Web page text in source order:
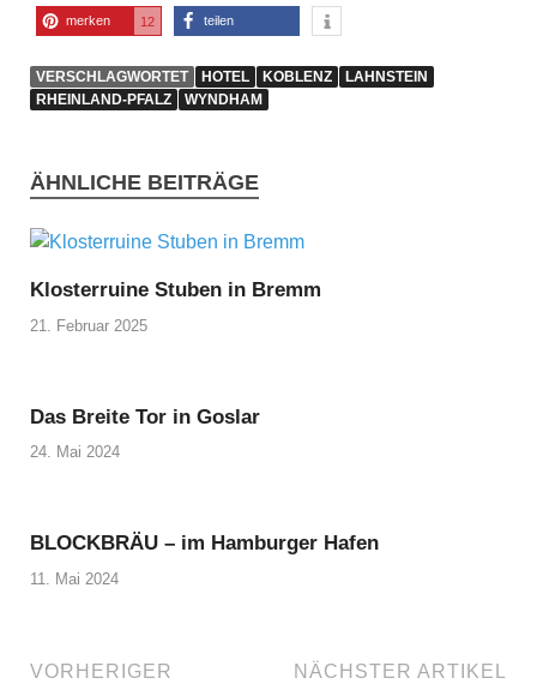
merken 12 teilen
VERSCHLAGWORTET HOTEL KOBLENZ
LAHNSTEIN
RHEINLAND-PFALZ
WYNDHAM
ÄHNLICHE BEITRÄGE
Klosterruine Stuben in Bremm
21. Februar 2025
Das Breite Tor in Goslar
24. Mai 2024
BLOCKBRÄU – im Hamburger Hafen
11. Mai 2024
VORHERIGER
NÄCHSTER ARTIKEL